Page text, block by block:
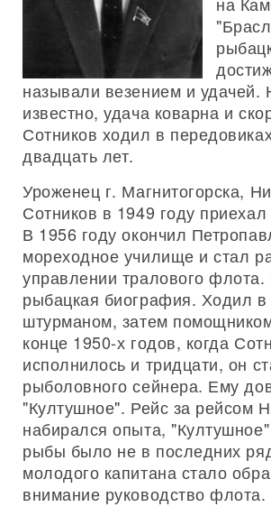
называли везением и удачей.
известно, удача коварна и
Сотников ходил в
двадцать лет.
Уроженец г. Магнитогорска,
Сотников в 1949 году
В 1956 году окончил
мореходное училище и стал
управлении тралового флота.
рыбацкая биография. Ходил
штурманом, затем
конце 1950-х годов, когда
исполнилось и тридцати, он
рыболовного сейнера. Ему
"Култушное". Рейс за рейсом
набирался опыта,
рыбы было не в последних
молодого капитана стало
внимание руководство флота.